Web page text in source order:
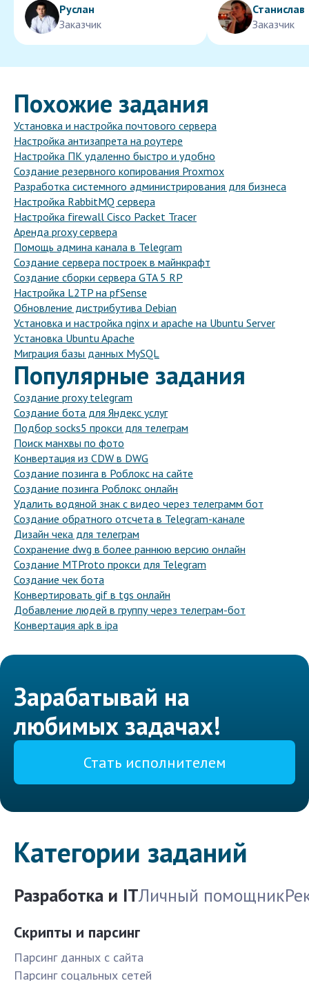
Руслан
Заказчик
Станислав
Заказчик
Похожие задания
Установка и настройка почтового сервера
Настройка антизапрета на роутере
Настройка ПК удаленно быстро и удобно
Создание резервного копирования Proxmox
Разработка системного администрирования для бизнеса
Настройка RabbitMQ сервера
Настройка firewall Cisco Packet Tracer
Аренда proxy сервера
Помощь админа канала в Telegram
Создание сервера построек в майнкрафт
Создание сборки сервера GTA 5 RP
Настройка L2TP на pfSense
Обновление дистрибутива Debian
Установка и настройка nginx и apache на Ubuntu Server
Установка Ubuntu Apache
Миграция базы данных MySQL
Популярные задания
Создание proxy telegram
Создание бота для Яндекс услуг
Подбор socks5 прокси для телеграм
Поиск манхвы по фото
Конвертация из CDW в DWG
Создание позинга в Роблокс на сайте
Создание позинга Роблокс онлайн
Удалить водяной знак с видео через телеграмм бот
Создание обратного отсчета в Telegram-канале
Дизайн чека для телеграм
Сохранение dwg в более раннюю версию онлайн
Создание MTProto прокси для Telegram
Создание чек бота
Конвертировать gif в tgs онлайн
Добавление людей в группу через телеграм-бот
Конвертация apk в ipa
Зарабатывай на
любимых задачах!
Стать исполнителем
Категории заданий
Разработка и ITЛичный помощник
Скрипты и парсинг
Парсинг данных с сайта
Парсинг соцальных сетей